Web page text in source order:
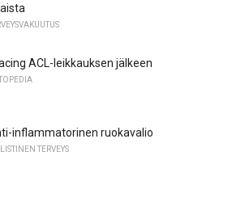
ACL-leikkauksen jälkeen
inflammatorinen ruokavalio
TERVEYS